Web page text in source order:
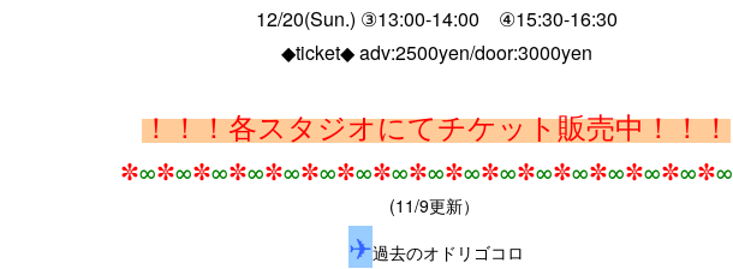
12/20(Sun.) ③13:00-14:00 ④15:30-16:30
◆ticket◆ adv:2500yen/door:3000yen
！！！各スタジオにてチケット販売中！！！
✼∞✼∞✼∞✼∞✼∞✼∞✼∞✼∞✼∞✼∞✼∞✼∞✼∞✼∞✼∞✼∞✼∞
(11/9更新）
✈過去のオドリゴコロ